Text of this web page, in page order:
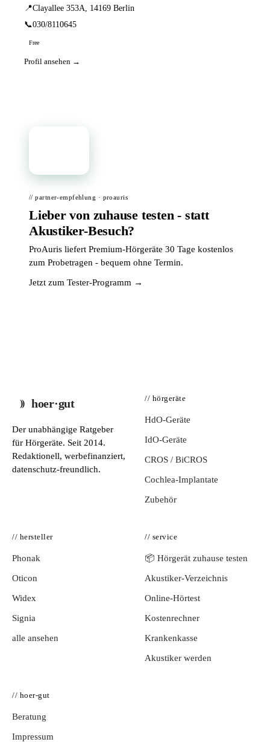
📍Clayallee 353A, 14169 Berlin
📞030/8110645
Free
Profil ansehen →
// partner-empfehlung · proauris
Lieber von zuhause testen - statt
Akustiker-Besuch?
ProAuris liefert Premium-Hörgeräte 30 Tage kostenlos
zum Probetragen - bequem ohne Termin.
Jetzt zum Tester-Programm →
hoer·gut
Der unabhängige Ratgeber
für Hörgeräte. Seit 2014.
Redaktionell, werbefinanziert,
datenschutz-freundlich.
// hörgeräte
HdO-Geräte
IdO-Geräte
CROS / BiCROS
Cochlea-Implantate
Zubehör
// hersteller
Phonak
Oticon
Widex
Signia
alle ansehen
// service
📦 Hörgerät zuhause testen
Akustiker-Verzeichnis
Online-Hörtest
Kostenrechner
Krankenkasse
Akustiker werden
// hoer-gut
Beratung
Impressum